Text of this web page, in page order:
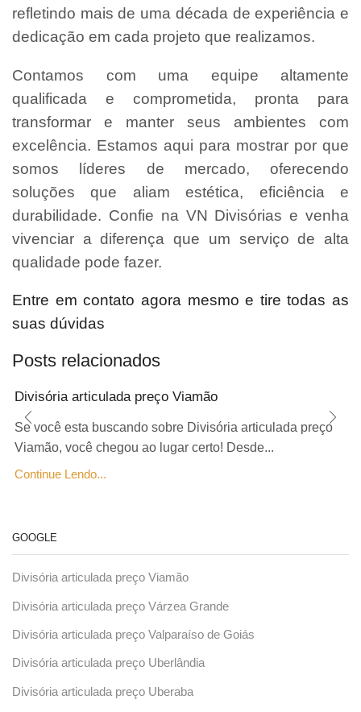
refletindo mais de uma década de experiência e
dedicação em cada projeto que realizamos.
Contamos com uma equipe altamente
qualificada e comprometida, pronta para
transformar e manter seus ambientes com
excelência. Estamos aqui para mostrar por que
somos líderes de mercado, oferecendo
soluções que aliam estética, eficiência e
durabilidade. Confie na VN Divisórias e venha
vivenciar a diferença que um serviço de alta
qualidade pode fazer.
Entre em contato agora mesmo e tire todas as
suas dúvidas
Posts relacionados
Divisória articulada preço Viamão
Se você esta buscando sobre Divisória articulada preço
Viamão, você chegou ao lugar certo! Desde...
Continue Lendo...
GOOGLE
Divisória articulada preço Viamão
Divisória articulada preço Várzea Grande
Divisória articulada preço Valparaíso de Goiás
Divisória articulada preço Uberlândia
Divisória articulada preço Uberaba